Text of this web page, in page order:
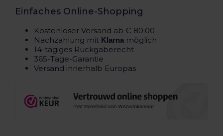
Einfaches Online-Shopping
Kostenloser Versand ab € 80.00
Nachzahlung mit Klarnamöglich
14-tägiges Rückgaberecht
365-Tage-Garantie
Versand innerhalb Europas